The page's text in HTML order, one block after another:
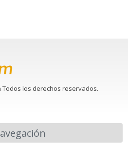
Todos los derechos reservados.